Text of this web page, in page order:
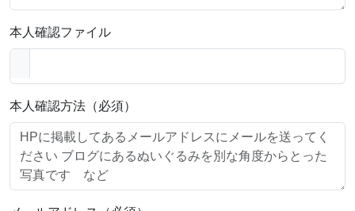
本人確認ファイル
本人確認方法（必須）